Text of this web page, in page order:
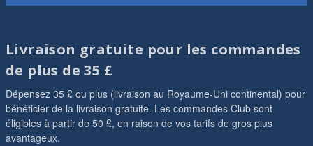
Livraison gratuite pour les commandes
de plus de 35 £
Dépensez 35 £ ou plus (livraison au Royaume-Uni continental) pour
bénéficier de la livraison gratuite. Les commandes Club sont
éligibles à partir de 50 £, en raison de vos tarifs de gros plus
avantageux.